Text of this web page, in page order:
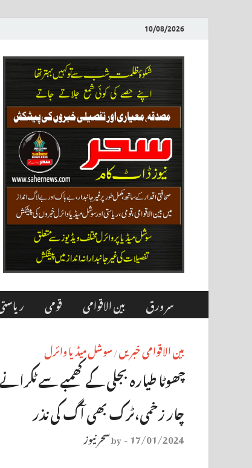
10/08/2026
سر ورق بین الاقوامی قومی
بین الاقوامی خبریں / سوشل میڈیا وائرل
چھوٹا طیارہ بجلی کے کھمبے سے
چار زخمی،ٹرک بھی آگ کی نذر
17/01/2024
-
byسحر نیوز